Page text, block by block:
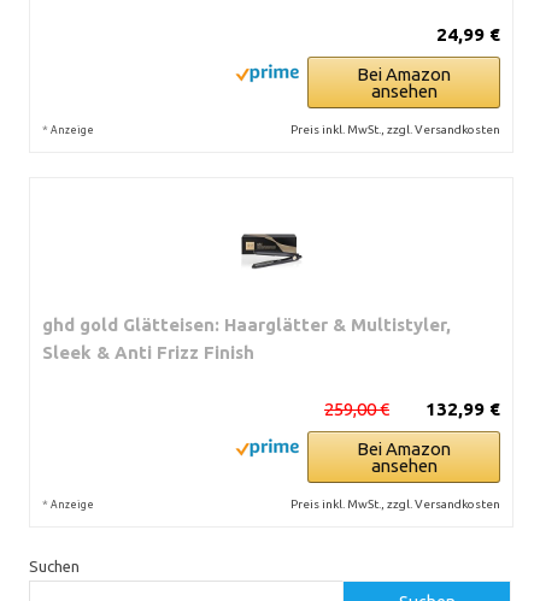
24,99 €
Bei Amazon
ansehen
* Anzeige Preis inkl. MwSt., zzgl. Versandkosten
ghd gold Glätteisen: Haarglätter & Multistyler,
Sleek & Anti Frizz Finish
132,99 €
259,00 €
Bei Amazon
ansehen
* Anzeige Preis inkl. MwSt., zzgl. Versandkosten
Suchen